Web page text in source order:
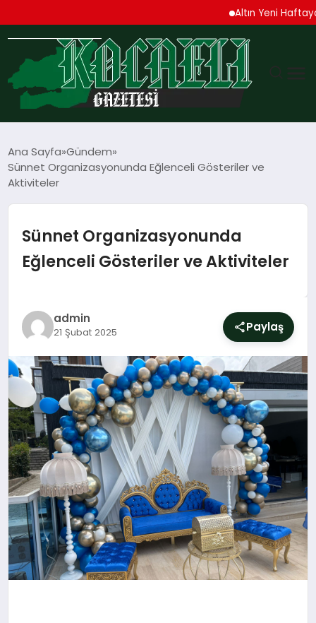
Altın Yeni Haftaya
TEKNOLOJI
SIYASET
YAŞAM
DÜNYA
SAĞLIK
EĞITIM
Ana Sayfa Gündem
Sünnet Organizasyonunda Eğlenceli Gösteriler ve
Aktiviteler
Sünnet Organizasyonunda
Eğlenceli Gösteriler ve Aktiviteler
admin
21 Şubat 2025 Paylaş